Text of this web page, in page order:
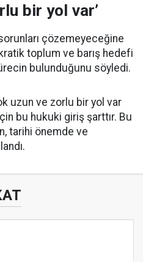
bir yol var’
çözemeyeceğine
toplum ve barış hedefi
bulunduğunu söyledi.
uzun ve zorlu bir yol var
bu hukuki giriş şarttır. Bu
tarihi önemde ve